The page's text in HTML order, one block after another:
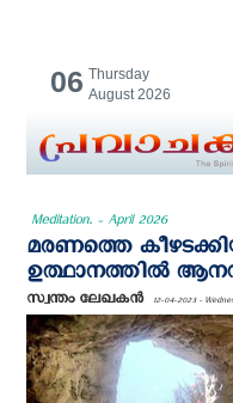
06 Thursday
August 2026
Meditation. - April 2026
മരണത്തെ
ഉത്ഥാനത്തില്‍
സ്വന്തം ലേഖകന്‍ 12-04-2023 -